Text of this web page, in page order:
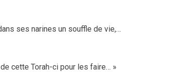
ses narines un souffle de vie,…
cette Torah-ci pour les faire… »